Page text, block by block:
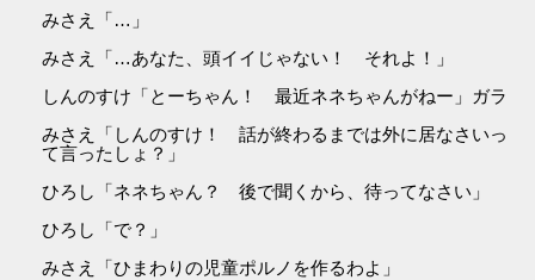
みさえ「…」
みさえ「…あなた、頭イイじゃない！ それよ！」
しんのすけ「とーちゃん！ 最近ネネちゃんがねー」ガラ
みさえ「しんのすけ！ 話が終わるまでは外に居なさいっ
て言ったしょ？」
ひろし「ネネちゃん？ 後で聞くから、待ってなさい」
ひろし「で？」
みさえ「ひまわりの児童ポルノを作るわよ」